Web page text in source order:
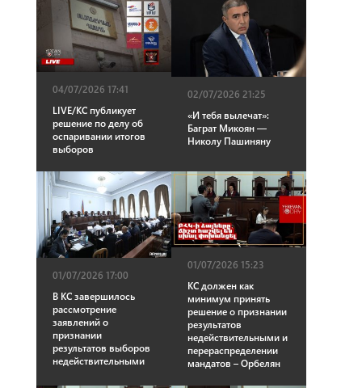
04/07/2026 17:41
LIVE/КС публикует
решение по делу об
оспаривании итогов
выборов
02/07/2026 21:25
«И тебя вылечат»:
Баграт Микоян —
Николу Пашиняну
01/07/2026 17:00
В КС завершилось
рассмотрение
заявлений о
признании
результатов выборов
недействительными
01/07/2026 15:23
КС должен как
минимум принять
решение о признании
результатов
недействительными и
перераспределении
мандатов – Орбелян